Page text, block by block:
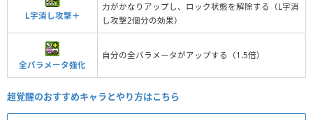
L字消し攻撃＋
力がかなりアップし、ロック状態を解除する（L字消
し攻撃2個分の効果）
全パラメータ強化
自分の全パラメータがアップする（1.5倍）
超覚醒のおすすめキャラとやり方はこちら